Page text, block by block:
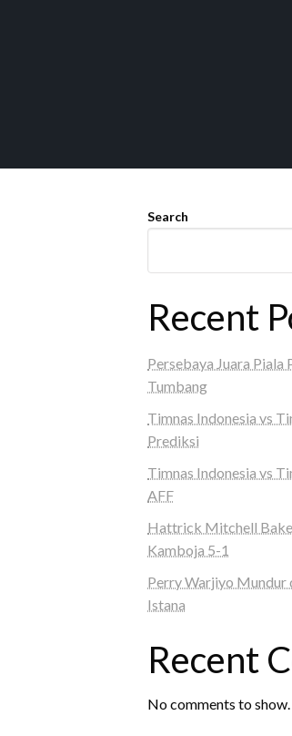
Search
Recent
Persebaya Juara Piala
Tumbang
Timnas Indonesia vs
Prediksi
Timnas Indonesia vs
AFF
Hattrick Mitchell
Kamboja 5-1
Perry Warjiyo Mundur
Istana
Recent
No comments to show.